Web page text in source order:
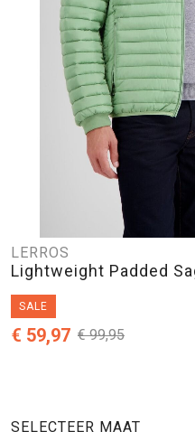
LERROS
Lightweight Padded
SALE
€ 99,95
€ 59,97
SELECTEER MAAT